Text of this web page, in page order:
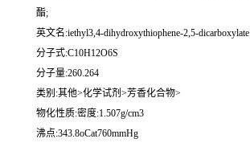
酯;
英文名:iethyl3,4-dihydroxythiophene-2,5-dicarboxylate
分子式:C10H12O6S
分子量:260.264
类别:其他>化学试剂>芳香化合物>
物化性质:密度:1.507g/cm3
沸点:343.8oCat760mmHg